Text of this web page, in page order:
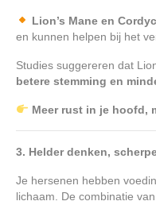
Lion’s Mane en
en kunnen helpen bij het
Studies suggereren dat
betere stemming en
Meer rust in je hoofd,
3. Helder denken,
Je hersenen hebben
lichaam. De combinatie